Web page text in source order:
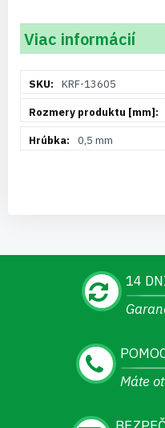
Viac informácií
informáciíKRF-13605
0,5 mm
14
Máte